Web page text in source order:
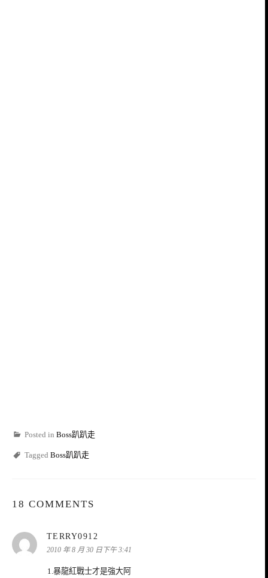
Posted in Boss趴趴走
Tagged Boss趴趴走
18 COMMENTS
TERRY0912
示:
2010 年 8 月 30 日下午 3:41
1.暴龍紅戰士才是強大阿